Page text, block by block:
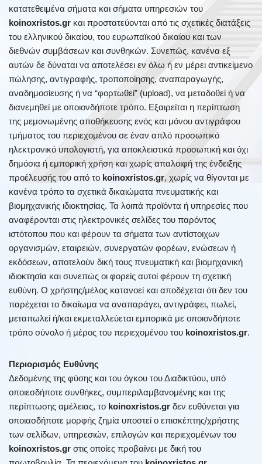
κατατεθειμένα σήματα και σήματα υπηρεσιών του
koinoxristos.gr και προστατεύονται από τις σχετικές διατάξεις
του ελληνικού δικαίου, του ευρωπαϊκού δικαίου και των
διεθνών συμβάσεων και συνθηκών. Συνεπώς, κανένα εξ
αυτών δε δύναται να αποτελέσει εν όλω ή εν μέρει αντικείμενο
πώλησης, αντιγραφής, τροποποίησης, αναπαραγωγής,
αναδημοσίευσης ή να “φορτωθεί” (upload), να μεταδοθεί ή να
διανεμηθεί με οποιονδήποτε τρόπο. Εξαιρείται η περίπτωση
της μεμονωμένης αποθήκευσης ενός και μόνου αντιγράφου
τμήματος του περιεχομένου σε έναν απλό προσωπικό
ηλεκτρονικό υπολογιστή, για αποκλειστικά προσωπική και όχι
δημόσια ή εμπορική χρήση και χωρίς απαλοιφή της ένδειξης
προέλευσής του από το koinoxristos.gr, χωρίς να θίγονται με
κανένα τρόπο τα σχετικά δικαιώματα πνευματικής και
βιομηχανικής ιδιοκτησίας. Τα λοιπά προϊόντα ή υπηρεσίες που
αναφέρονται στις ηλεκτρονικές σελίδες του παρόντος
ιστότοπου που και φέρουν τα σήματα των αντίστοιχων
οργανισμών, εταιρειών, συνεργατών φορέων, ενώσεων ή
εκδόσεων, αποτελούν δική τους πνευματική και βιομηχανική
ιδιοκτησία και συνεπώς οι φορείς αυτοί φέρουν τη σχετική
ευθύνη. Ο χρήστης/μέλος κατανοεί και αποδέχεται ότι δεν του
παρέχεται το δικαίωμα να αναπαράγει, αντιγράφει, πωλεί,
μεταπωλεί ή/και εκμεταλλεύεται εμπορικά με οποιονδήποτε
τρόπο σύνολο ή μέρος του περιεχομένου του koinoxristos.gr.
Περιορισμός Ευθύνης
Δεδομένης της φύσης και του όγκου του Διαδικτύου, υπό
οποιεσδήποτε συνθήκες, συμπεριλαμβανομένης και της
περίπτωσης αμέλειας, το koinoxristos.gr δεν ευθύνεται για
οποιασδήποτε μορφής ζημία υποστεί ο επισκέπτης/χρήστης
των σελίδων, υπηρεσιών, επιλογών και περιεχομένων του
koinoxristos.gr στις οποίες προβαίνει με δική του